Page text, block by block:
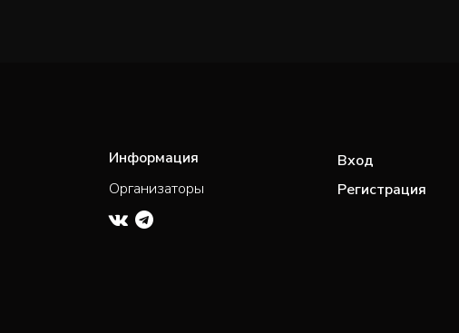
Информация
Организаторы
Вход
Регистрация